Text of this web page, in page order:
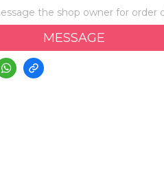
the shop owner for order
MESSAGE